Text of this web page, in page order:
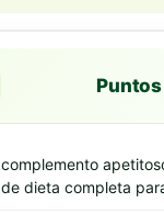
complemento
de dieta completa